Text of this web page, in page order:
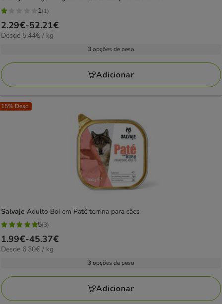
1
estrelas
com
avaliações
1(1)
Preço
de
52.21€
2.29€-52.21€
5.44€
Desde 5.44€ / kg
3 opções de peso
Adicionar
15% Desc.
Salvaje Adulto Boi em Patê terrina para cães
5
estrelas
com
avaliações
5(3)
Preço
de
45.37€
1.99€-45.37€
6.30€
Desde 6.30€ / kg
3 opções de peso
Adicionar